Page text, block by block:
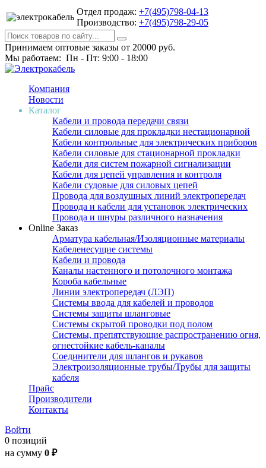
Отдел продаж: +7(495)798-04-13
Производство: +7(495)798-29-05
Принимаем оптовые заказы от 20000 руб.
Мы работаем: Пн - Пт: 9:00 - 18:00
Компания
Новости
Каталог
Кабели и провода передачи связи
Кабели силовые для прокладки нестационарной
Кабели контрольные для электрических приборов
Кабели силовые для стационарной прокладки
Кабели для систем пожарной сигнализации
Кабели для цепей управления и контроля
Кабели судовые для силовых цепей
Провода для воздушных линий электропередач
Провода и кабели для установок электрических
Провода и шнуры различного назначения
Online Заказ
Арматура кабельная/Изоляционные материалы
Кабеленесущие системы
Кабели и провода
Каналы настенного и потолочного монтажа
Короба кабельные
Линии электропередач (ЛЭП)
Системы ввода для кабелей и проводов
Системы защиты шланговые
Системы скрытой проводки под полом
Системы, препятствующие распространению огня,
огнестойкие кабель-каналы
Соединители для шлангов и рукавов
Электроизоляционные трубы/Трубы для защиты
кабеля
Прайс
Производители
Контакты
Войти
0 позиций
на сумму 0 ₽